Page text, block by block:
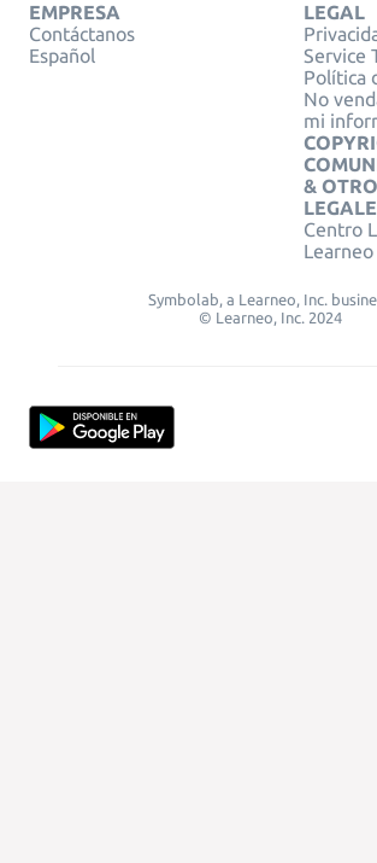
EMPRESA
Contáctanos
Español
LEGAL
Service
Política
No
mi
&
Centro
Learneo
Symbolab, a Learneo, Inc.
© Learneo, Inc. 2024